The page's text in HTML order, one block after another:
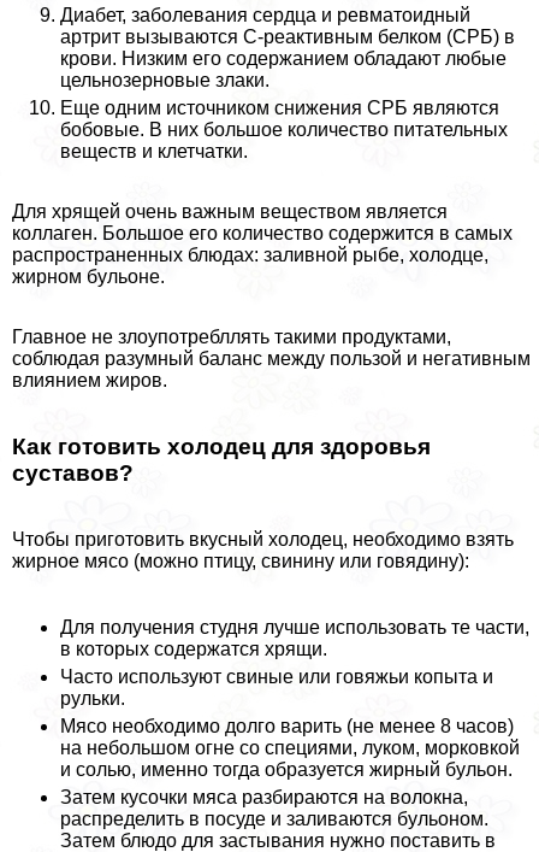
Диабет, заболевания сердца и ревматоидный
артрит вызываются С-реактивным белком (СРБ) в
крови. Низким его содержанием обладают любые
цельнозерновые злаки.
Еще одним источником снижения СРБ являются
бобовые. В них большое количество питательных
веществ и клетчатки.
Для хрящей очень важным веществом является
коллаген. Большое его количество содержится в самых
распространенных блюдах: заливной рыбе, холодце,
жирном бульоне.
Главное не злоупотрeбллять такими продуктами,
соблюдая разумный баланс между пользой и негативным
влиянием жиров.
Как готовить холодец для здоровья
суставов?
Чтобы приготовить вкусный холодец, необходимо взять
жирное мясо (можно птицу, свинину или говядину):
Для получения студня лучше использовать те части,
в которых содержатся хрящи.
Часто используют свиные или говяжьи копыта и
рульки.
Мясо необходимо долго варить (не менее 8 часов)
на небольшом огне со специями, луком, морковкой
и солью, именно тогда образуется жирный бульон.
Затем кусочки мяса разбираются на волокна,
распределить в посуде и заливаются бульоном.
Затем блюдо для застывания нужно поставить в